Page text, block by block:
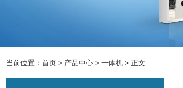
当前位置： 首页 > 产品中心 > 一体机 > 正文